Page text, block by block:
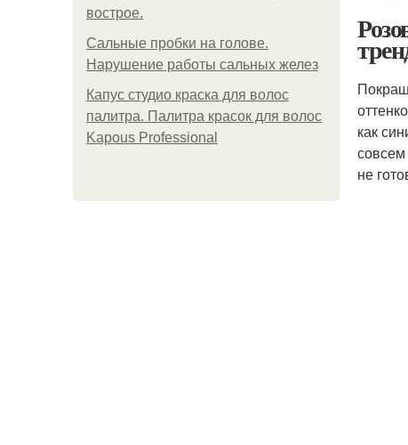
вострое.
Сальные пробки на голове.
Нарушение работы сальных желез
Капус студио краска для волос
палитра. Палитра красок для волос
Kapous Professional
как
не